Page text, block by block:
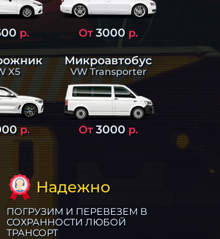
р. От3000 р.
X5
р.
Микроавтобус
VW Transporter
От3000 р.
Надежно
ПОГРУЗИМ И ПЕРЕВЕЗЕМ В
СОХРАННОСТИ ЛЮБОЙ
ТРАНСОРТ